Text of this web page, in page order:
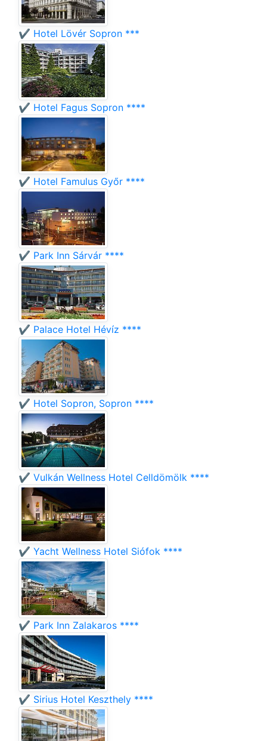
✔️ Hotel Lövér Sopron ***
✔️ Hotel Fagus Sopron ****
✔️ Hotel Famulus Győr ****
✔️ Park Inn Sárvár ****
✔️ Palace Hotel Hévíz ****
✔️ Hotel Sopron, Sopron ****
✔️ Vulkán Wellness Hotel Celldömölk ****
✔️ Yacht Wellness Hotel Siófok ****
✔️ Park Inn Zalakaros ****
✔️ Sirius Hotel Keszthely ****